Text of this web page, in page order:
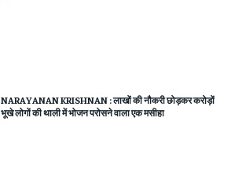
NARAYANAN KRISHNAN : लाखों की नौकरी छोड़कर करोड़ों
भूखे लोगों की थाली में भोजन परोसने वाला एक मसीहा